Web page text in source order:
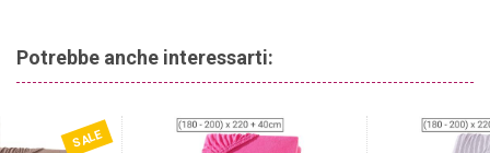
Potrebbe anche interessarti:
SALE